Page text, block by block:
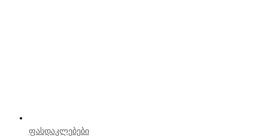
ფასდაკლებები